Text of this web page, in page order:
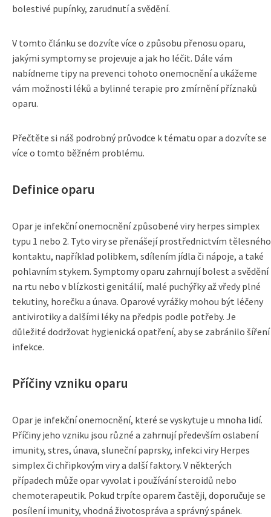
bolestivé pupínky, zarudnutí a svědění.
V tomto článku se dozvíte více o způsobu přenosu oparu,
jakými symptomy se projevuje a jak ho léčit. Dále vám
nabídneme tipy na prevenci tohoto onemocnění a ukážeme
vám možnosti léků a bylinné terapie pro zmírnění příznaků
oparu.
Přečtěte si náš podrobný průvodce k tématu opar a dozvíte se
více o tomto běžném problému.
Definice oparu
Opar je infekční onemocnění způsobené viry herpes simplex
typu 1 nebo 2. Tyto viry se přenášejí prostřednictvím tělesného
kontaktu, například polibkem, sdílením jídla či nápoje, a také
pohlavním stykem. Symptomy oparu zahrnují bolest a svědění
na rtu nebo v blízkosti genitálií, malé puchýřky až vředy plné
tekutiny, horečku a únava. Oparové vyrážky mohou být léčeny
antivirotiky a dalšími léky na předpis podle potřeby. Je
důležité dodržovat hygienická opatření, aby se zabránilo šíření
infekce.
Příčiny vzniku oparu
Opar je infekční onemocnění, které se vyskytuje u mnoha lidí.
Příčiny jeho vzniku jsou různé a zahrnují především oslabení
imunity, stres, únava, sluneční paprsky, infekci viry Herpes
simplex či chřipkovým viry a další faktory. V některých
případech může opar vyvolat i používání steroidů nebo
chemoterapeutik. Pokud trpíte oparem častěji, doporučuje se
posílení imunity, vhodná životospráva a správný spánek.